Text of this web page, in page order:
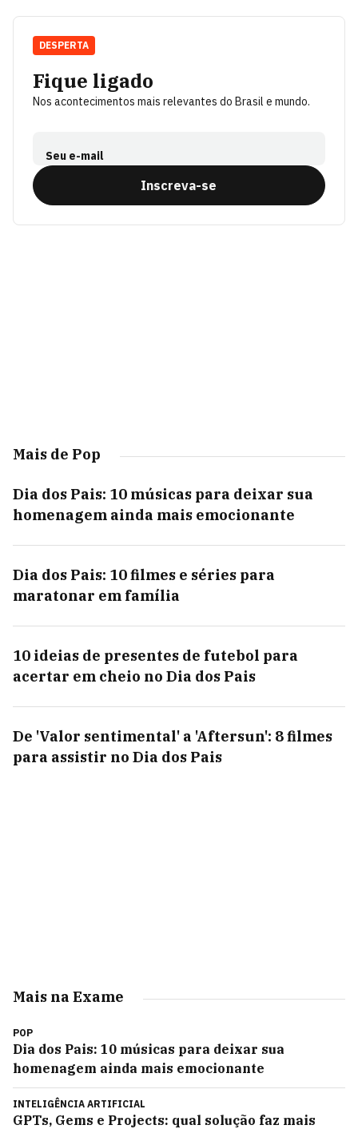
Fique ligado
Nos acontecimentos mais relevantes do Brasil e mundo.
Seu e-mail
Inscreva-se
DESPERTA
Mais de Pop
Dia dos Pais: 10 músicas para deixar sua
homenagem ainda mais emocionante
Dia dos Pais: 10 filmes e séries para
maratonar em família
10 ideias de presentes de futebol para
acertar em cheio no Dia dos Pais
De 'Valor sentimental' a 'Aftersun': 8 filmes
para assistir no Dia dos Pais
Mais na Exame
POP
Dia dos Pais: 10 músicas para deixar sua
homenagem ainda mais emocionante
INTELIGÊNCIA ARTIFICIAL
GPTs, Gems e Projects: qual solução faz mais